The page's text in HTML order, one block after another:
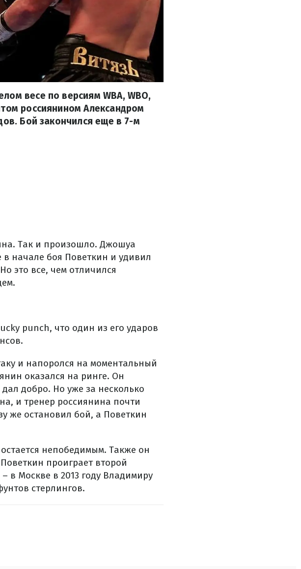
весе по версиям WBA, WBO,
россиянином Александром
Бой закончился еще в 7-м
Так и произошло. Джошуа
начале боя Поветкин и удивил
это все, чем отличился
punch, что один из его ударов
и напоролся на моментальный
оказался на ринге. Он
добро. Но уже за несколько
и тренер россиянина почти
же остановил бой, а Поветкин
непобедимым. Также он
проиграет второй
в Москве в 2013 году Владимиру
стерлингов.